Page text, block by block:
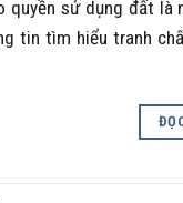
quyền sử dụng đất
tin tìm hiểu tranh